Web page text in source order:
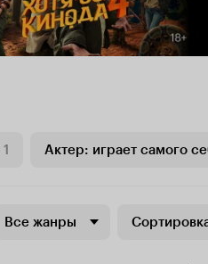
1 Актер: играет самого
Все жанры